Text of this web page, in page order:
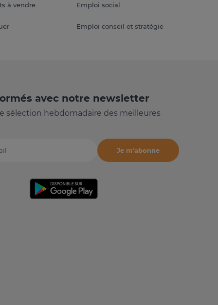
à vendre Emploi social
Emploi conseil et stratégie
avec notre newsletter
sélection hebdomadaire des meilleures
Je m'abonne